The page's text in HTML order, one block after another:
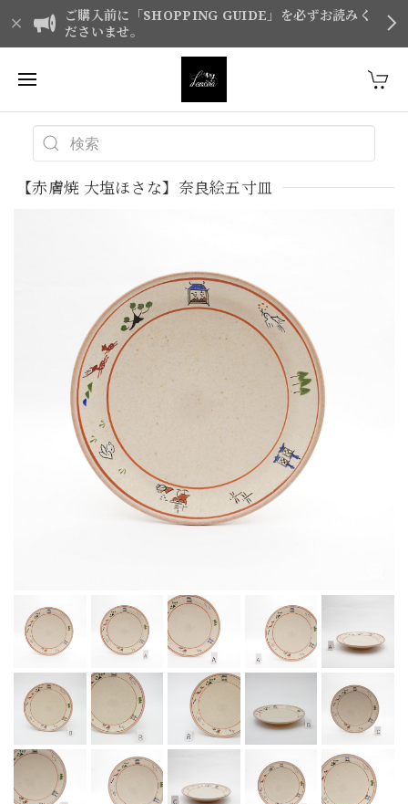
ご購入前に「SHOPPING GUIDE」を必ずお読みく
ださいませ。
【赤膚焼 大塩ほさな】奈良絵五寸皿